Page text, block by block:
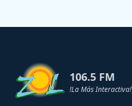
106.5 FM
!La Más Interactiva!